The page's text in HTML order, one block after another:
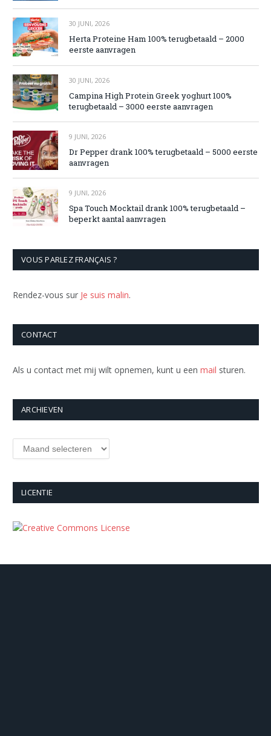
30 JUNI, 2026
Herta Proteine Ham 100% terugbetaald – 2000
eerste aanvragen
30 JUNI, 2026
Campina High Protein Greek yoghurt 100%
terugbetaald – 3000 eerste aanvragen
9 JUNI, 2026
Dr Pepper drank 100% terugbetaald – 5000 eerste
aanvragen
9 JUNI, 2026
Spa Touch Mocktail drank 100% terugbetaald –
beperkt aantal aanvragen
VOUS PARLEZ FRANÇAIS ?
Rendez-vous sur Je suis malin.
CONTACT
Als u contact met mij wilt opnemen, kunt u een mail sturen.
ARCHIEVEN
Archieven
LICENTIE